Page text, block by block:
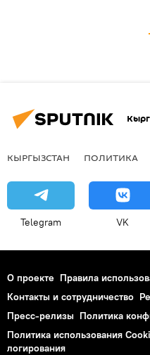
КЫРГЫЗСТАН ПОЛИТИКА
Telegram VK
О проекте Правила
Контакты и сотрудничество
Пресс-релизы Политика
Политика использования
логирования